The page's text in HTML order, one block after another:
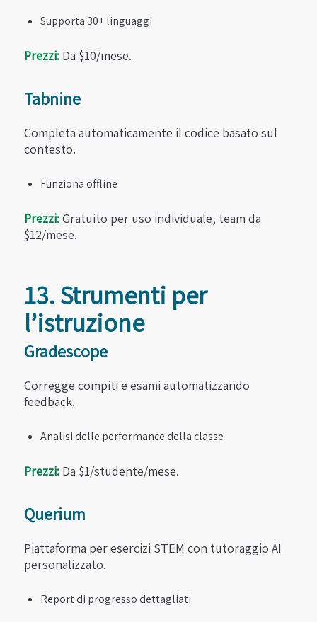
Supporta 30+ linguaggi
Prezzi:Da $10/mese.
Tabnine
Completa automaticamente il codice basato sul
contesto.
Funziona offline
Prezzi:Gratuito per uso individuale, team da
$12/mese.
13. Strumenti per
l’istruzione
Gradescope
Corregge compiti e esami automatizzando
feedback.
Analisi delle performance della classe
Prezzi:Da $1/studente/mese.
Querium
Piattaforma per esercizi STEM con tutoraggio AI
personalizzato.
Report di progresso dettagliati